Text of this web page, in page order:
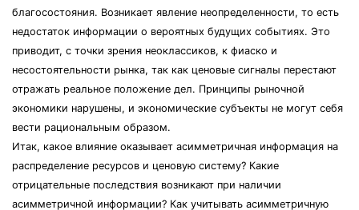
благосостояния. Возникает явление неопределенности, то есть
недостаток информации о вероятных будущих событиях. Это
приводит, с точки зрения неоклассиков, к фиаско и
несостоятельности рынка, так как ценовые сигналы перестают
отражать реальное положение дел. Принципы рыночной
экономики нарушены, и экономические субъекты не могут себя
вести рациональным образом.
Итак, какое влияние оказывает асимметричная информация на
распределение ресурсов и ценовую систему? Какие
отрицательные последствия возникают при наличии
асимметричной информации? Как учитывать асимметричную